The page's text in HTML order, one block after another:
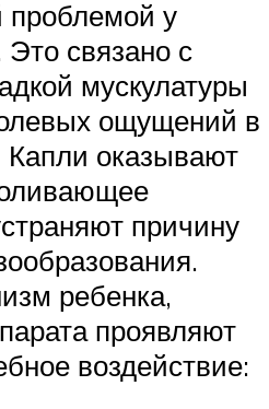
проблемой у
связано с
мускулатуры
ощущений в
Капли оказывают
причину
ребенка,
проявляют
воздействие: